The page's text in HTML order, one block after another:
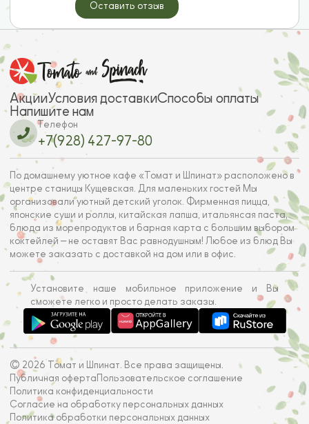
Оставить отзыв
АкцииУсловия доставкиСпособы оплаты
Напишите нам
Телефон
+7(928) 427-97-80
По домашнему уютное кафе «Томат и Шпинат» расположено в
центре станицы Кущевская. Для маленьких гостей Мы
организовали уютный детский уголок. Фирменная пицца,
японские суши и роллы, китайская лапша, итальянсая паста,
блюда из морепродуктов и барная карта с большим выбором
коктейлей — не оставят Вас равнодушным! Любое из блюд Вы
можете заказать с доставкой на дом или в офис.
Установите наше мобильное приложение и Вы
сможете легко и просто делать заказы.
© 2026 Томат и Шпинат. Все права защищены.
Публичная оферта Пользовательское соглашение
Политика конфиденциальности
Согласие на обработку персональных данных
Политика обработки персональных данных